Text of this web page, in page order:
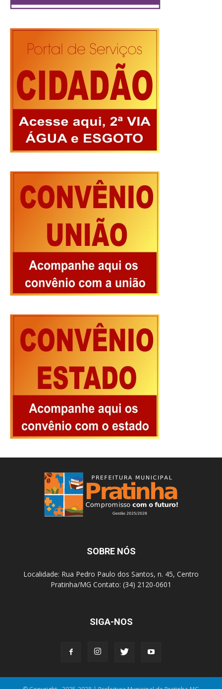
SOBRE NÓS
Localidade: Rua Pedro Paulo dos Santos, n. 45, Centro
Pratinha/MG Contato: (34) 2120-0601
SIGA-NOS